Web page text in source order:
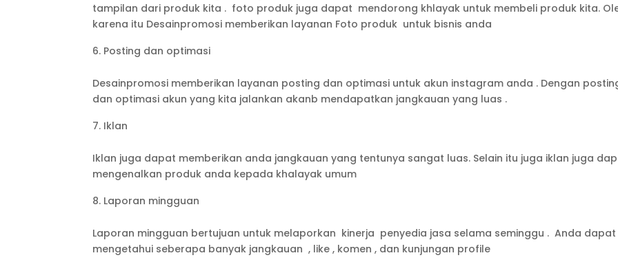
tampilan dari produk kita . foto produk juga dapat mendorong khlayak untuk membeli produk kita.
karena itu Desainpromosi memberikan layanan Foto produk untuk bisnis anda
Posting dan optimasi
Desainpromosi memberikan layanan posting dan optimasi untuk akun instagram anda . Dengan
dan optimasi akun yang kita jalankan akanb mendapatkan jangkauan yang luas .
Iklan
Iklan juga dapat memberikan anda jangkauan yang tentunya sangat luas. Selain itu juga iklan juga
mengenalkan produk anda kepada khalayak umum
Laporan mingguan
Laporan mingguan bertujuan untuk melaporkan kinerja penyedia jasa selama seminggu . Anda dapat
mengetahui seberapa banyak jangkauan , like , komen , dan kunjungan profile